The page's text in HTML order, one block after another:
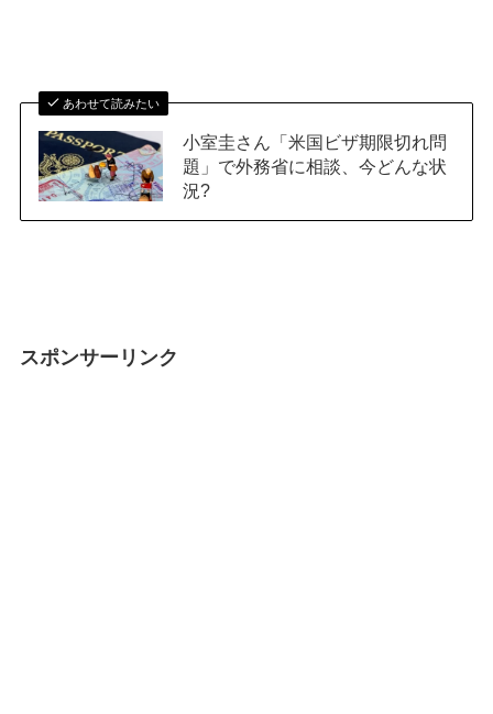
あわせて読みたい
小室圭さん「米国ビザ期限切れ問
題」で外務省に相談、今どんな状
況?
スポンサーリンク